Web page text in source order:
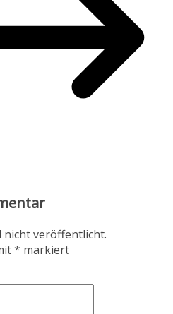
nicht veröffentlicht.
* markiert